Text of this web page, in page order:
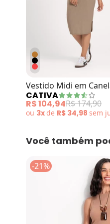
Vestido Midi em
Marrom Claro
CATIVA
R$ 104,94R$ 174,90
ou 3xde R$ 34,98 sem
Você também
-21%